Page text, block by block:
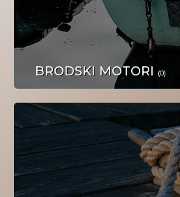
PLOVILA
BRODSKI MOTORI (0)